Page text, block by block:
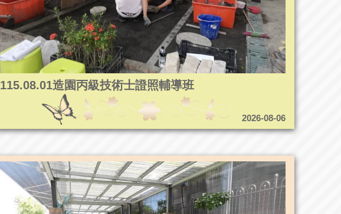
115.08.01造園丙級技術士證照輔導班
2026-08-06